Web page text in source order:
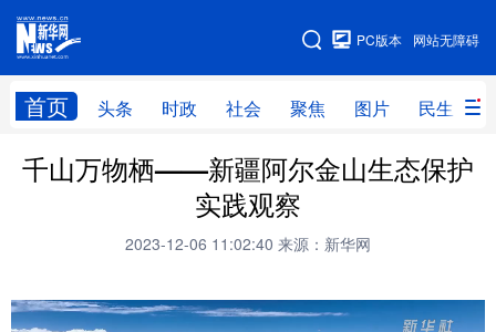
网站无障碍
PC版本
首页 头条 时政 社会 聚焦 图片 民生
网站地图
头条 时政 社会 聚焦
民生 访谈
服务
云游新疆 云端悦读 云看书画 光影新疆
千山万物栖——新疆阿尔金山生态保护
实践观察
2023-12-06 11:02:40 来源：新华网